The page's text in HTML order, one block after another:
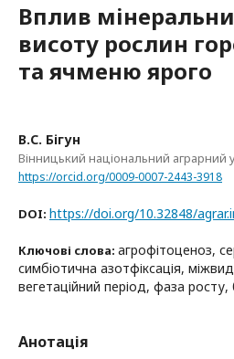
Вплив
висоту рослин
та ячменю ярого
В.С. Бігун
Вінницький національний аграрний
https://orcid.org/0009-0007-2443-3918
DOI: https://doi.org/10.32848/
Ключові слова: агрофітоценоз,
симбіотична азотфіксація,
вегетаційний період, фаза росту,
Анотація